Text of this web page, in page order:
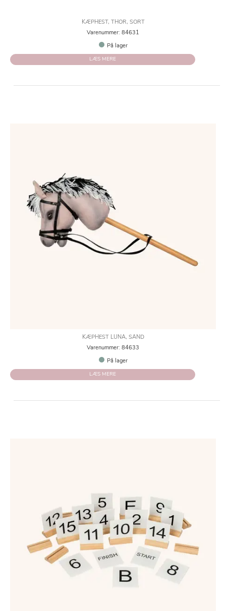
KÆPHEST, THOR, SORT
Varenummer: 84631
På lager
LÆS MERE
KÆPHEST LUNA, SAND
Varenummer: 84633
På lager
LÆS MERE